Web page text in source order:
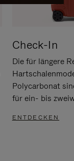
Check-In
Die für längere
Polycarbonat
für ein- bis
ENTDECKEN